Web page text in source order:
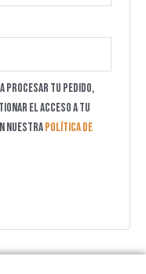
procesar tu pedido,
el acceso a tu
nuestrapolítica de